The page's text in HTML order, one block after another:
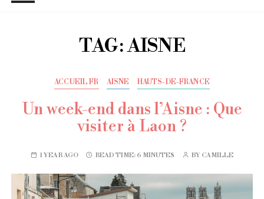
TAG:AISNE
ACCUEIL FR AISNE HAUTS-DE-FRANCE
Un week-end dans l’Aisne : Que
visiter à Laon ?
1 YEAR AGO READ TIME: 6 MINUTES BY CAMILLE